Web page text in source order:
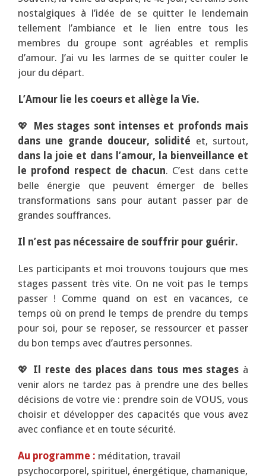
nostalgiques à l’idée de se quitter le lendemain
tellement l’ambiance et le lien entre tous les
membres du groupe sont agréables et remplis
d’amour. J’ai vu les larmes de se quitter couler le
jour du départ.
L’Amour lie les coeurs et allège la Vie.
💖
Mes stages sont intenses et profonds mais
dans une grande douceur, solidité et, surtout,
dans la joie et dans l’amour, la bienveillance et
le profond respect de chacun. C’est dans cette
belle énergie que peuvent émerger de belles
transformations sans pour autant passer par de
grandes souffrances.
Il n’est pas nécessaire de souffrir pour guérir.
Les participants et moi trouvons toujours que mes
stages passent très vite. On ne voit pas le temps
passer ! Comme quand on est en vacances, ce
temps où on prend le temps de prendre du temps
pour soi, pour se reposer, se ressourcer et passer
du bon temps avec d’autres personnes.
💖 Il reste des places dans tous mes stages à
venir alors ne tardez pas à prendre une des belles
décisions de votre vie : prendre soin de VOUS, vous
choisir et développer des capacités que vous avez
avec confiance et en toute sécurité.
Au programme : méditation, travail
psychocorporel, spirituel, énergétique, chamanique,